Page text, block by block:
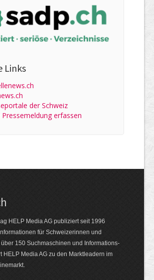
Links
der Schweiz
Pressemeldung erfassen
HELP Media AG publiziert seit 1996
für Schweizerinnen und
über 150 Suchmaschinen und Informations­
HELP Media AG zu den Marktleadern im